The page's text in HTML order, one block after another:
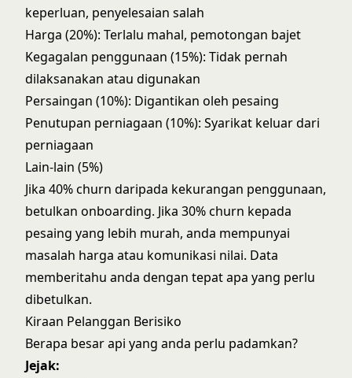
keperluan, penyelesaian salah
Harga (20%): Terlalu mahal, pemotongan bajet
Kegagalan penggunaan (15%): Tidak pernah
dilaksanakan atau digunakan
Persaingan (10%): Digantikan oleh pesaing
Penutupan perniagaan (10%): Syarikat keluar dari
perniagaan
Lain-lain (5%)
Jika 40% churn daripada kekurangan penggunaan,
betulkan onboarding. Jika 30% churn kepada
pesaing yang lebih murah, anda mempunyai
masalah harga atau komunikasi nilai. Data
memberitahu anda dengan tepat apa yang perlu
dibetulkan.
Kiraan Pelanggan Berisiko
Berapa besar api yang anda perlu padamkan?
Jejak: